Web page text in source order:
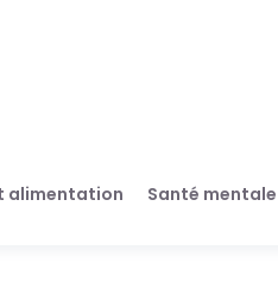
alimentation Santé mentale